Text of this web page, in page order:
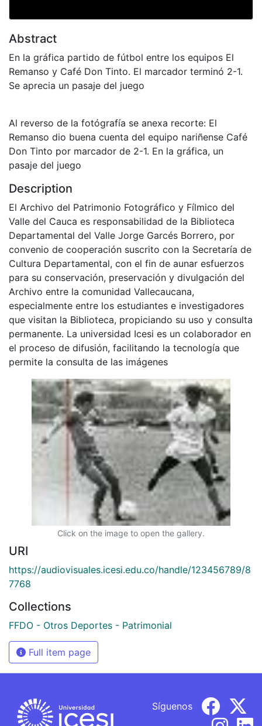
Abstract
En la gráfica partido de fútbol entre los equipos El
Remanso y Café Don Tinto. El marcador terminó 2-1.
Se aprecia un pasaje del juego
Al reverso de la fotógrafía se anexa recorte: El
Remanso dio buena cuenta del equipo nariñense Café
Don Tinto por marcador de 2-1. En la gráfica, un
pasaje del juego
Description
El Archivo del Patrimonio Fotográfico y Fílmico del
Valle del Cauca es responsabilidad de la Biblioteca
Departamental del Valle Jorge Garcés Borrero, por
convenio de cooperación suscrito con la Secretaría de
Cultura Departamental, con el fin de aunar esfuerzos
para su conservación, preservación y divulgación del
Archivo entre la comunidad Vallecaucana,
especialmente entre los estudiantes e investigadores
que visitan la Biblioteca, propiciando su uso y consulta
permanente. La universidad Icesi es un colaborador en
el proceso de difusión, facilitando la tecnología que
permite la consulta de las imágenes
Click on the image to open the gallery.
URI
https://audiovisuales.icesi.edu.co/handle/123456789/8
7768
Collections
FFDO - Otros Deportes - Patrimonial
Full item page
Síguenos